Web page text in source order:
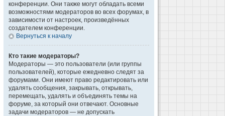
конференции. Они также могут обладать всеми
возможностями модераторов во всех форумах, в
зависимости от настроек, произведённых
создателем конференции.
Вернуться к началу
Кто такие модераторы?
Модераторы — это пользователи (или группы
пользователей), которые ежедневно следят за
форумами. Они имеют право редактировать или
удалять сообщения, закрывать, открывать,
перемещать, удалять и объединять темы на
форуме, за который они отвечают. Основные
задачи модераторов — не допускать